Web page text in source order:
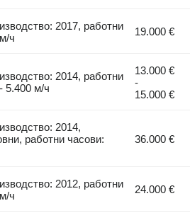
2017, работни
ч
19.000 €
2014, работни
5.400 м/ч
13.000 €
-
15.000 €
2014,
работни часови:
36.000 €
2012, работни
ч
24.000 €